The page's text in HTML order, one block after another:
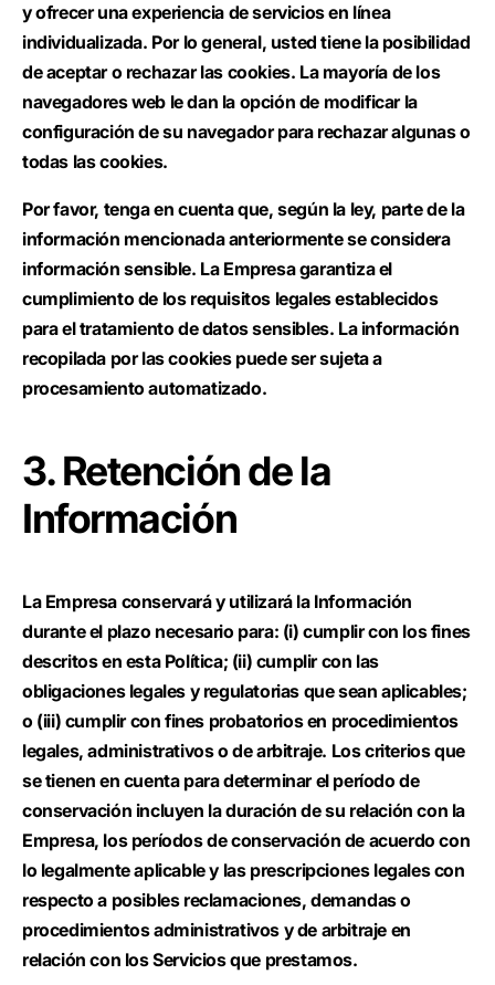
y ofrecer una experiencia de servicios en línea
individualizada. Por lo general, usted tiene la posibilidad
de aceptar o rechazar las cookies. La mayoría de los
navegadores web le dan la opción de modificar la
configuración de su navegador para rechazar algunas o
todas las cookies.
Por favor, tenga en cuenta que, según la ley, parte de la
información mencionada anteriormente se considera
información sensible. La Empresa garantiza el
cumplimiento de los requisitos legales establecidos
para el tratamiento de datos sensibles. La información
recopilada por las cookies puede ser sujeta a
procesamiento automatizado.
3. Retención de la
Información
La Empresa conservará y utilizará la Información
durante el plazo necesario para: (i) cumplir con los fines
descritos en esta Política; (ii) cumplir con las
obligaciones legales y regulatorias que sean aplicables;
o (iii) cumplir con fines probatorios en procedimientos
legales, administrativos o de arbitraje. Los criterios que
se tienen en cuenta para determinar el período de
conservación incluyen la duración de su relación con la
Empresa, los períodos de conservación de acuerdo con
lo legalmente aplicable y las prescripciones legales con
respecto a posibles reclamaciones, demandas o
procedimientos administrativos y de arbitraje en
relación con los Servicios que prestamos.